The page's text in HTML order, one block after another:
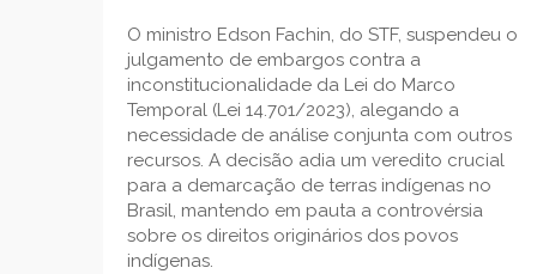
O ministro Edson Fachin, do STF, suspendeu o
julgamento de embargos contra a
inconstitucionalidade da Lei do Marco
Temporal (Lei 14.701/2023), alegando a
necessidade de análise conjunta com outros
recursos. A decisão adia um veredito crucial
para a demarcação de terras indígenas no
Brasil, mantendo em pauta a controvérsia
sobre os direitos originários dos povos
indígenas.